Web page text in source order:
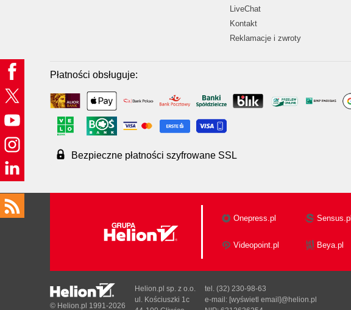
LiveChat
Kontakt
Reklamacje i zwroty
Płatności obsługuje:
Bezpieczne płatności szyfrowane SSL
Onepress.pl Sensus.pl
Videopoint.pl Beya.pl
© Helion.pl 1991-2026
Helion.pl sp. z o.o.
ul. Kościuszki 1c
tel. (32) 230-98-63
e-mail: [wyświetl email]@helion.pl